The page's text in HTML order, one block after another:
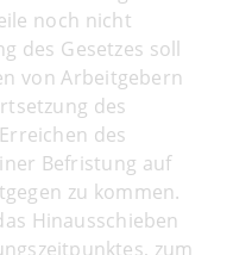
noch nicht
des Gesetzes soll
von Arbeitgebern
des
des
Befristung auf
zu kommen.
Hinausschieben
zum